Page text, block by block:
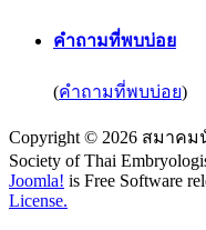
คำถามที่พบบ่อย
(คำถามที่พบบ่อย)
Copyright © 2026 สมาค
Society of Thai
Joomla! is Free Software
License.